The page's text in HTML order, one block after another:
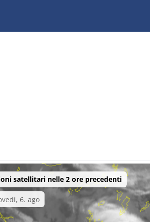
satellitari nelle 2 ore precedenti
6. ago